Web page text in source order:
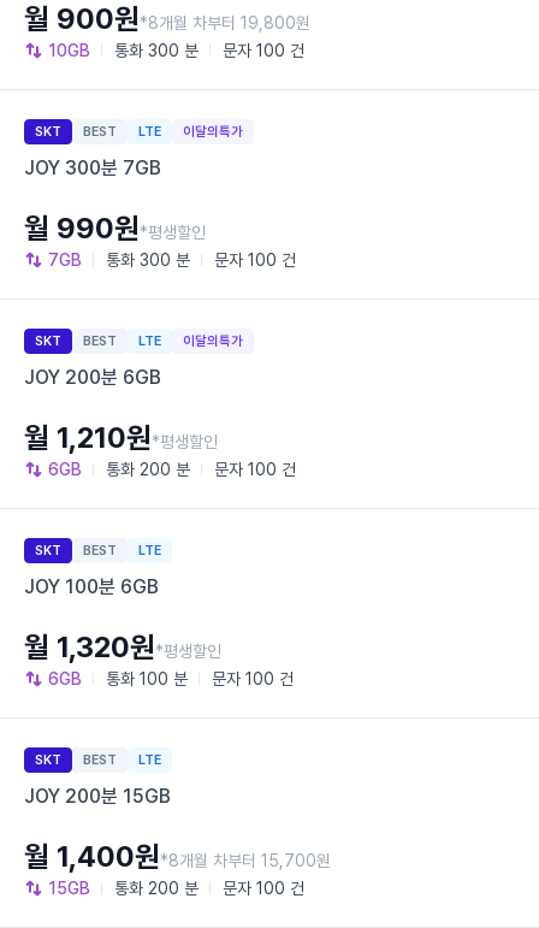
10GB 통화 300 분 문자 100 건
월 900원*8개월 차부터 19,800원
SKT BEST LTE 이달의특가
JOY 300분 7GB
7GB 통화 300 분 문자 100 건
월 990원*평생할인
SKT BEST LTE 이달의특가
JOY 200분 6GB
6GB 통화 200 분 문자 100 건
월 1,210원*평생할인
SKT BEST LTE
JOY 100분 6GB
6GB 통화 100 분 문자 100 건
월 1,320원*평생할인
SKT BEST LTE
JOY 200분 15GB
15GB 통화 200 분 문자 100 건
월 1,400원*8개월 차부터 15,700원